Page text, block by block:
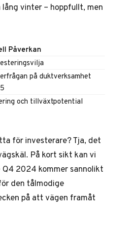
vinter – hoppfullt, men
Påverkan
på duktverksamhet
och tillväxtpotential
för investerare? Tja, det
På kort sikt kan vi
2024 kommer sannolikt
den tålmodige
på att vägen framåt